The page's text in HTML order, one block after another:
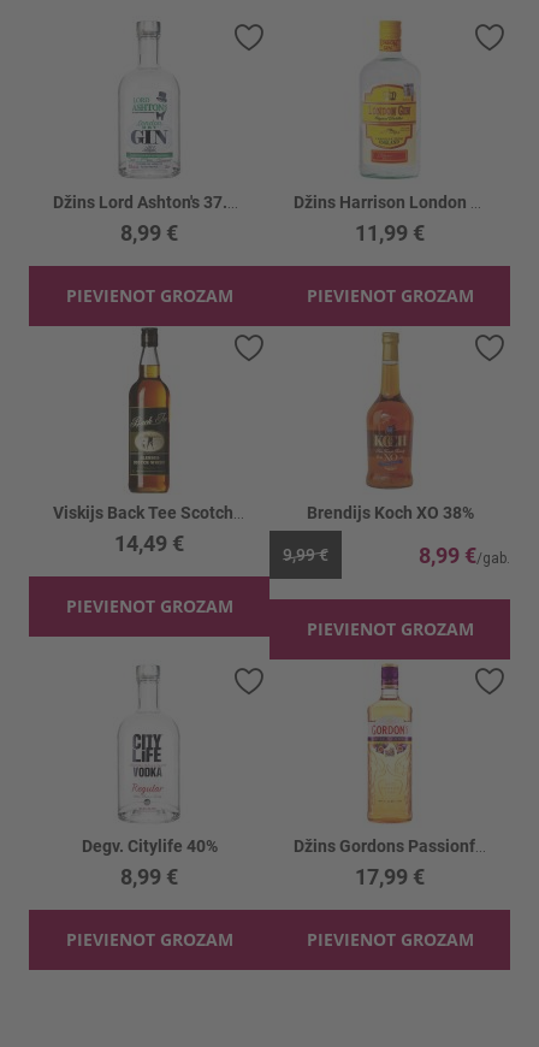
8,99 €
PIEVIENOT GROZAM
11,99 €
PIEVIENOT GROZAM
14,49 €
PIEVIENOT GROZAM
Pievienot vēlmju sarakstam
Brendijs Koch XO 38%
9,99 € 8,99 €
PIEVIENOT GROZAM
Degv. Citylife 40%
8,99 €
PIEVIENOT GROZAM
Pievienot vēlmju sarakstam
17,99 €
PIEVIENOT GROZAM